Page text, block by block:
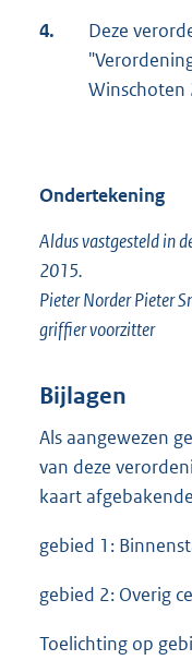
4.
Deze
Winschoten
Ondertekening
Aldus vastgesteld in
2015.
Pieter Norder Pieter
griffier voorzitter
Bijlagen
Als aangewezen
van deze
kaart
gebied 1:
gebied 2: Overig
Toelichting op